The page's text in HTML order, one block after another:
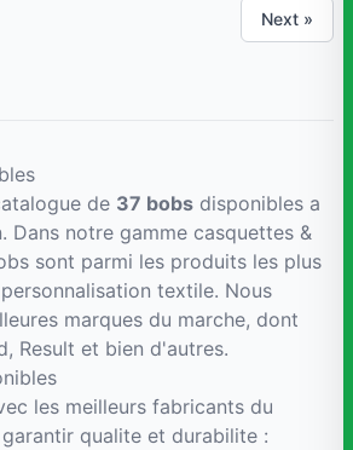
Next »
de 37 bobs disponibles a
Dans notre gamme casquettes &
sont parmi les produits les plus
textile. Nous
marques du marche, dont
Result et bien d'autres.
les meilleurs fabricants du
qualite et durabilite :